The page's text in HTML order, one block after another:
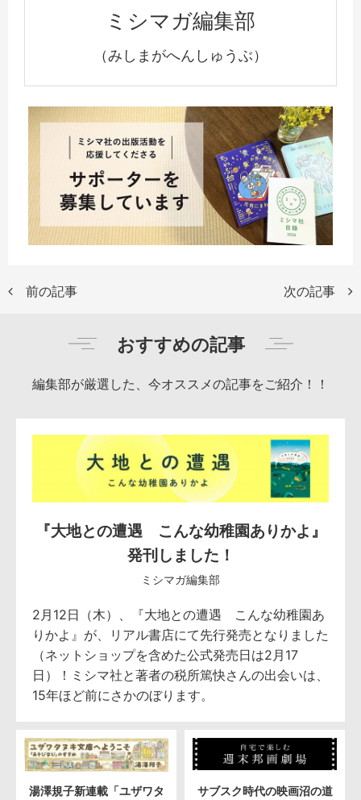
ミシマガ編集部
（みしまがへんしゅうぶ）
前の記事 次の記事
おすすめの記事
編集部が厳選した、今オススメの記事をご紹介！！
『大地との遭遇 こんな幼稚園ありかよ』
発刊しました！
ミシマガ編集部
2月12日（木）、『大地との遭遇 こんな幼稚園あ
りかよ』が、リアル書店にて先行発売となりました
（ネットショップを含めた公式発売日は2月17
日）！ミシマ社と著者の税所篤快さんの出会いは、
15年ほど前にさかのぼります。
湯澤規子新連載「ユザワタ
サブスク時代の映画沼の道